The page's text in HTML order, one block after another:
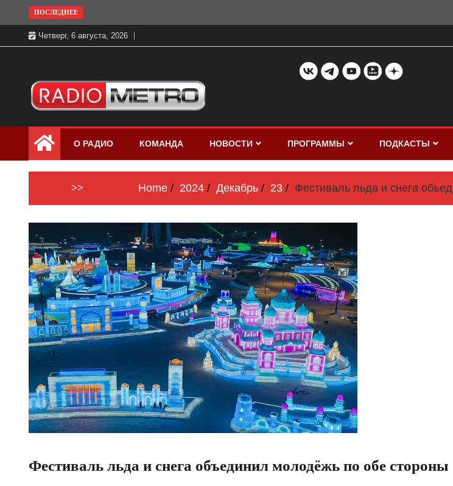
to
content
ПОСЛЕДНЕЕ
Четверг, 6 августа, 2026
Радио МЕТРО
бесплатно в хорошем качестве Санкт-
Петербург и Россия
О РАДИО КОМАНДА НОВОСТИ ПРОГРАММЫ ПОДКАСТЫ
>> Home 2024 Декабрь 23 Фестиваль льда и снега
Фестиваль льда и снега объединил молодёжь по обе стороны